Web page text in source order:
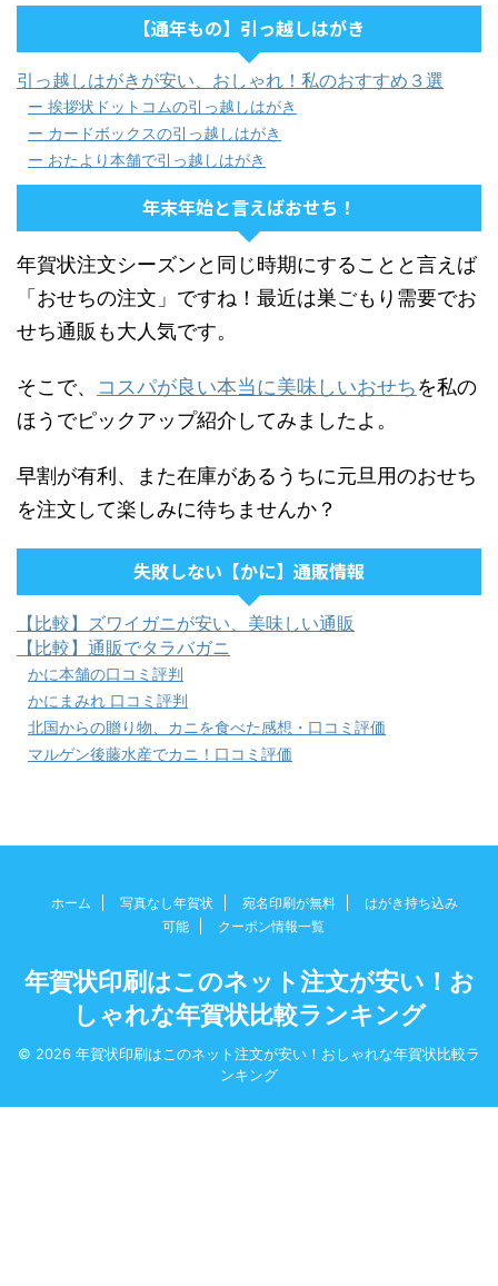
【通年もの】引っ越しはがき
引っ越しはがきが安い、おしゃれ！私のおすすめ３選
ー 挨拶状ドットコムの引っ越しはがき
ー カードボックスの引っ越しはがき
ー おたより本舗で引っ越しはがき
年末年始と言えばおせち！
年賀状注文シーズンと同じ時期にすることと言えば
「おせちの注文」ですね！最近は巣ごもり需要でお
せち通販も大人気です。
そこで、 コスパが良い本当に美味しいおせちを私の
ほうでピックアップ紹介してみましたよ。
早割が有利、また在庫があるうちに元旦用のおせち
を注文して楽しみに待ちませんか？
失敗しない【かに】通販情報
【比較】ズワイガニが安い、美味しい通販
【比較】通販でタラバガニ
かに本舗の口コミ評判
かにまみれ 口コミ評判
北国からの贈り物、カニを食べた感想・口コミ評価
マルゲン後藤水産でカニ！口コミ評価
ホーム 写真なし年賀状 宛名印刷が無料
はがき持ち込み
可能
クーポン情報一覧
年賀状印刷はこのネット注文が安い！お
しゃれな年賀状比較ランキング
© 2026 年賀状印刷はこのネット注文が安い！おしゃれな年賀状比較ラ
ンキング